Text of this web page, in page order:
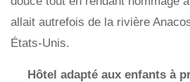
allait autrefois de la rivière
États-Unis.
Hôtel adapté aux enfants à